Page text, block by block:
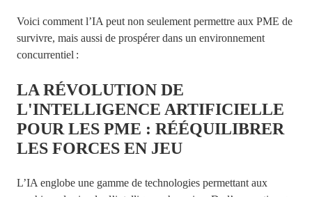
Voici comment l’IA peut non seulement permettre aux PME de
survivre, mais aussi de prospérer dans un environnement
concurrentiel :
LA RÉVOLUTION DE
L'INTELLIGENCE ARTIFICIELLE
POUR LES PME : RÉÉQUILIBRER
LES FORCES EN JEU
L’IA englobe une gamme de technologies permettant aux